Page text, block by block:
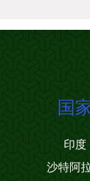
国
印度
沙特阿